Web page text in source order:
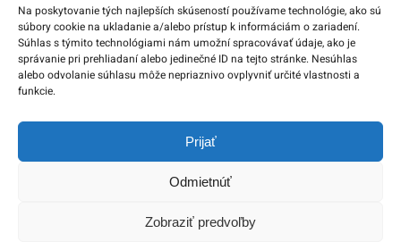
Na poskytovanie tých najlepších skúseností používame technológie, ako sú
súbory cookie na ukladanie a/alebo prístup k informáciám o zariadení.
Súhlas s týmito technológiami nám umožní spracovávať údaje, ako je
správanie pri prehliadaní alebo jedinečné ID na tejto stránke. Nesúhlas
alebo odvolanie súhlasu môže nepriaznivo ovplyvniť určité vlastnosti a
funkcie.
Prijať
Odmietnúť
Zobraziť predvoľby
Dohľad nad ochranou osobných údajov
Žiadosť dotknutej osoby na uplatnenie jej práv
Zodpovedná osoba za ochranu osobných údajov:
zo@eurotrading.sk